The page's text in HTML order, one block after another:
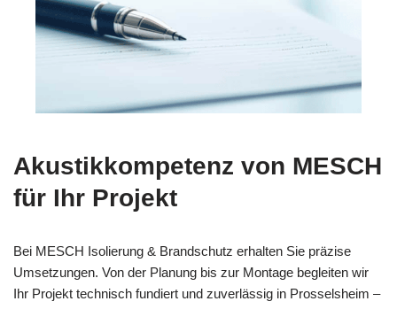
Akustikkompetenz von MESCH
für Ihr Projekt
Bei MESCH Isolierung & Brandschutz erhalten Sie präzise
Umsetzungen. Von der Planung bis zur Montage begleiten wir
Ihr Projekt technisch fundiert und zuverlässig in Prosselsheim –